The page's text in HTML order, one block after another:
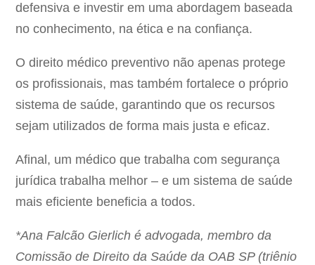
defensiva e investir em uma abordagem baseada
no conhecimento, na ética e na confiança.
O direito médico preventivo não apenas protege
os profissionais, mas também fortalece o próprio
sistema de saúde, garantindo que os recursos
sejam utilizados de forma mais justa e eficaz.
Afinal, um médico que trabalha com segurança
jurídica trabalha melhor – e um sistema de saúde
mais eficiente beneficia a todos.
*Ana Falcão Gierlich é advogada, membro da
Comissão de Direito da Saúde da OAB SP (triênio